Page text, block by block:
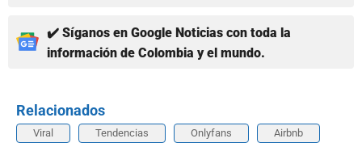
✔️ Síganos en Google Noticias con toda la
información de Colombia y el mundo.
Relacionados
Viral Tendencias Onlyfans Airbnb